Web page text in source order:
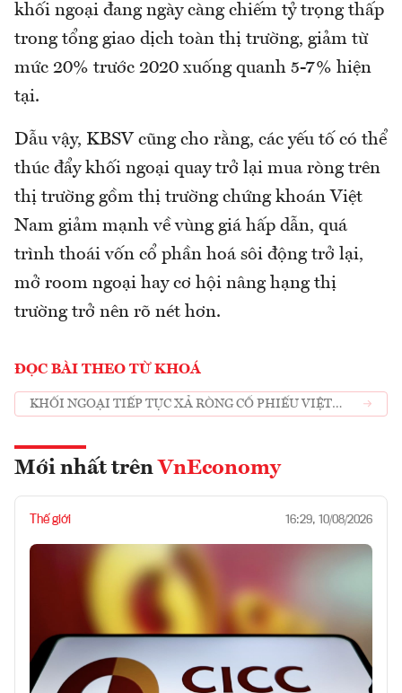
khối ngoại đang ngày càng chiếm tỷ trọng thấp
trong tổng giao dịch toàn thị trường, giảm từ
mức 20% trước 2020 xuống quanh 5-7% hiện
tại.
Dẫu vậy, KBSV cũng cho rằng, các yếu tố có thể
thúc đẩy khối ngoại quay trở lại mua ròng trên
thị trường gồm thị trường chứng khoán Việt
Nam giảm mạnh về vùng giá hấp dẫn, quá
trình thoái vốn cổ phần hoá sôi động trở lại,
mở room ngoại hay cơ hội nâng hạng thị
trường trở nên rõ nét hơn.
ĐỌC BÀI THEO TỪ KHOÁ
KHỐI NGOẠI TIẾP TỤC XẢ RÒNG CỔ PHIẾU VIỆT
Mới nhất trên VnEconomy
Thế giới 16:29, 10/08/2026